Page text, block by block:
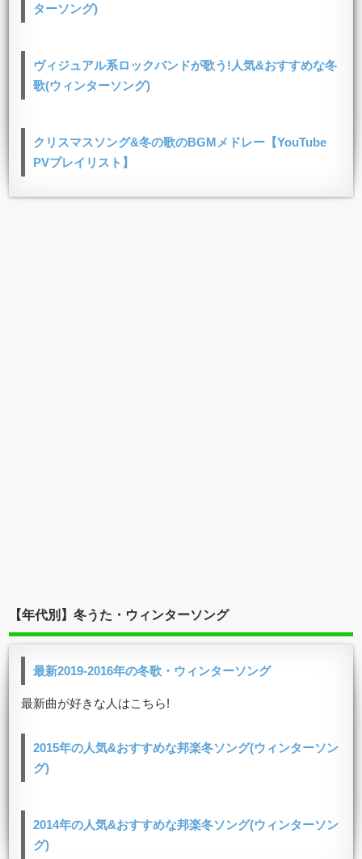
ターソング)
ヴィジュアル系ロックバンドが歌う!人気&おすすめな冬
歌(ウィンターソング)
クリスマスソング&冬の歌のBGMメドレー【YouTube
PVプレイリスト】
【年代別】冬うた・ウィンターソング
最新2019-2016年の冬歌・ウィンターソング
最新曲が好きな人はこちら!
2015年の人気&おすすめな邦楽冬ソング(ウィンターソン
グ)
2014年の人気&おすすめな邦楽冬ソング(ウィンターソン
グ)